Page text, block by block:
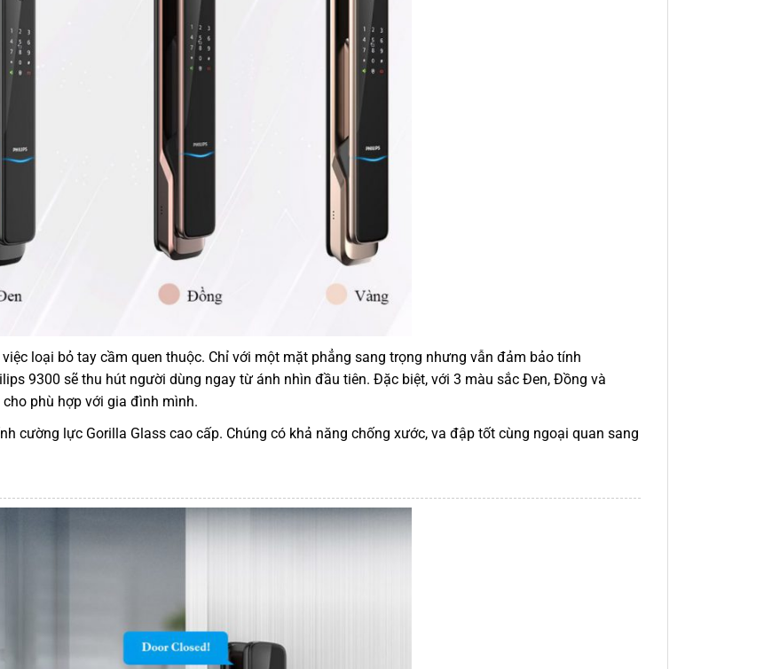
loại bỏ tay cầm quen thuộc. Chỉ với một mặt phẳng sang trọng nhưng vẫn đảm bảo tính
9300 sẽ thu hút người dùng ngay từ ánh nhìn đầu tiên. Đặc biệt, với 3 màu sắc Đen, Đồng và
phù hợp với gia đình mình.
cường lực Gorilla Glass cao cấp. Chúng có khả năng chống xước, va đập tốt cùng ngoại quan sang